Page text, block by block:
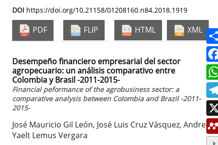
DOI https://doi.org/10.21158/01208160.n84.2018.1919
PDF FLIP HTML XML
Desempeño financiero empresarial del sector
agropecuario: un análisis comparativo entre
Colombia y Brasil -2011-2015-
Financial peformance of the agrobusiness sector: a
comparative analysis between Colombia and Brazil -2011-
2015-
José Mauricio Gil León, José Luis Cruz Vásquez, Andrea
Yaelt Lemus Vergara